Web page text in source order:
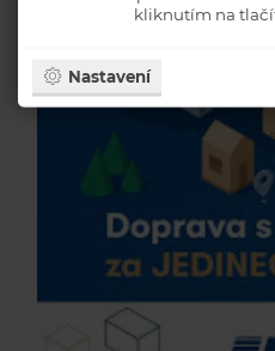
kliknutím na
Nastavení